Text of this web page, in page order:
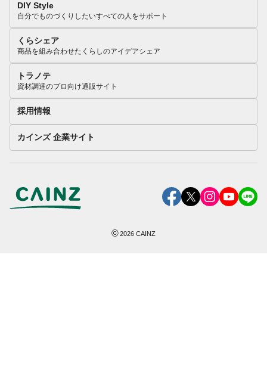
DIY Style
自分でものづくりしたいすべての人をサポート
くらシェア
商品を組み合わせたくらしのアイデアシェア
トラノテ
資材調達のプロ向け通販サイト
採用情報
カインズ 企業サイト
©2026 CAINZ